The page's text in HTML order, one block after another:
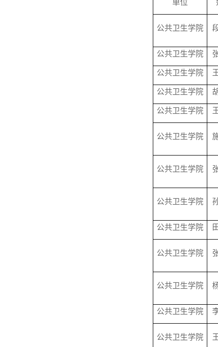
单位
公共卫生学院
公共卫生学院
公共卫生学院
公共卫生学院
公共卫生学院
公共卫生学院
公共卫生学院
公共卫生学院
公共卫生学院
公共卫生学院
公共卫生学院
公共卫生学院
公共卫生学院